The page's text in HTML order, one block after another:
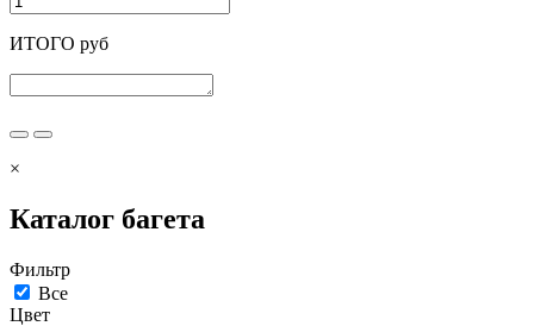
ИТОГО руб
×
Каталог багета
Фильтр
Все
Цвет